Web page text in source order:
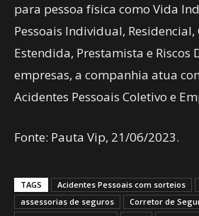
para pessoa física como Vida
Pessoais Individual,
Estendida, Prestamista e Riscos
empresas, a companhia atua
Acidentes Pessoais Coletivo e
Fonte: Pauta Vip, 21/06/2023.
TAGS Acidentes Pessoais com sorteios
assessorias de seguros
Corretor de